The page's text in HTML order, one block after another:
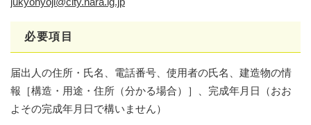
必要項目
届出人の住所・氏名、電話番号、使用者の氏名、建造物の情
報［構造・用途・住所（分かる場合）］、完成年月日（おお
よその完成年月日で構いません）